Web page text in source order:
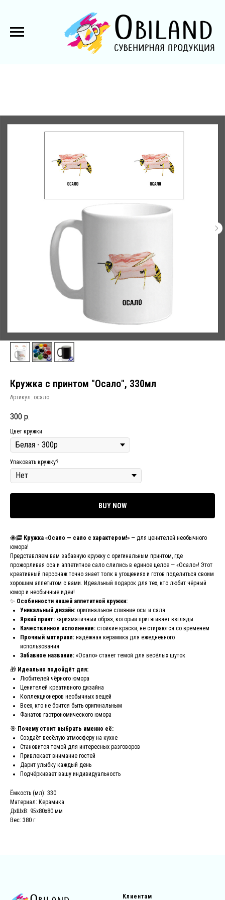
Кружка с принтом "Осало", 330мл
Артикул: осало
300 р.
Цвет кружки
Упаковать кружку?
BUY NOW
🐝🥓 Кружка «Осало — сало с характером!» — для ценителей необычного
юмора!
Представляем вам забавную кружку с оригинальным принтом, где
прожорливая оса и аппетитное сало слились в единое целое — «Осало»! Этот
креативный персонаж точно знает толк в угощениях и готов поделиться своим
хорошим аппетитом с вами. Идеальный подарок для тех, кто любит чёрный
юмор и необычные идеи!
✨ Особенности нашей аппетитной кружки:
Уникальный дизайн: оригинальное слияние осы и сала
Яркий принт: харизматичный образ, который притягивает взгляды
Качественное исполнение: стойкие краски, не стираются со временем
Прочный материал: надёжная керамика для ежедневного
использования
Забавное название: «Осало» станет темой для весёлых шуток
🎁 Идеально подойдёт для:
Любителей чёрного юмора
Ценителей креативного дизайна
Коллекционеров необычных вещей
Всех, кто не боится быть оригинальным
Фанатов гастрономического юмора
🎯 Почему стоит выбрать именно её:
Создаёт весёлую атмосферу на кухне
Становится темой для интересных разговоров
Привлекает внимание гостей
Дарит улыбку каждый день
Подчёркивает вашу индивидуальность
Ёмкость (мл): 330
Материал: Керамика
ДxШxВ: 95x80x80 мм
Вес: 380 г
Клиентам